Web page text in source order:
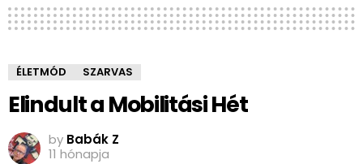
ÉLETMÓD SZARVAS
Elindult a Mobilitási Hét
by Babák Z
11 hónapja